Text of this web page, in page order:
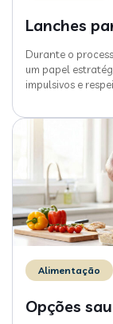
Lanches
Durante o
um papel
impulsivos e
Alimentação
Opções